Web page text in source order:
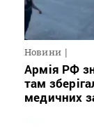
Новини
Армія РФ
там
медичних